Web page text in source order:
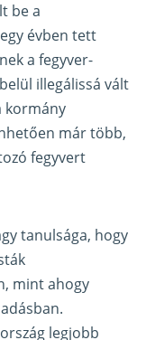
be a
évben tett
a fegyver-
illegálissá vált
kormány
már több,
fegyvert
tanulsága, hogy
mint ahogy
legjobb